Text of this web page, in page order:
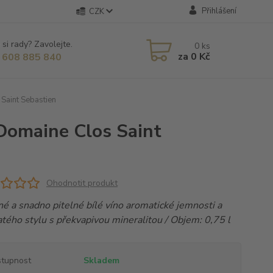
CZK Přihlášení
rady? Zavolejte.
885 840
0 ks
za 0 Kč
Sebastien
Clos Saint
Ohodnotit produkt
a snadno pitelné bílé víno aromatické jemnosti a
stylu s překvapivou mineralitou / Objem: 0,75 l
Skladem